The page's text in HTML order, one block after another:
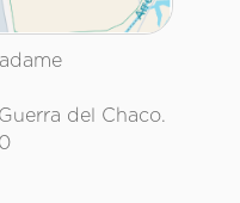
del Chaco.